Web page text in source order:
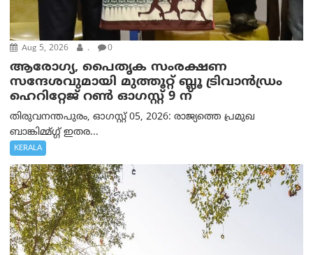
Aug 5, 2026 . 0
ആരോഗ്യ, പൈതൃക സംരക്ഷണ
സന്ദേശവുമായി മുത്തൂറ്റ് ബ്ലൂ ട്രിവാൻഡ്രം
ഹെറിറ്റേജ് റൺ ഓഗസ്റ്റ് 9 ന്
തിരുവനന്തപുരം, ഓഗസ്റ്റ് 05, 2026: രാജ്യത്തെ പ്രമുഖ
ബാങ്കിമ്മ്ഗ്ഗ് ഇതര...
KERALA